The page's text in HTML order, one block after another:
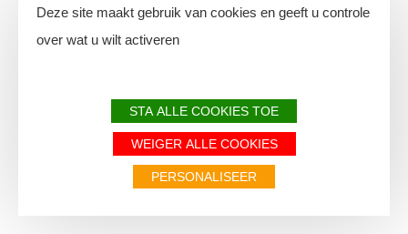
Deze site maakt gebruik van cookies en geeft u controle
over wat u wilt activeren
STA ALLE COOKIES TOE
WEIGER ALLE COOKIES
PERSONALISEER